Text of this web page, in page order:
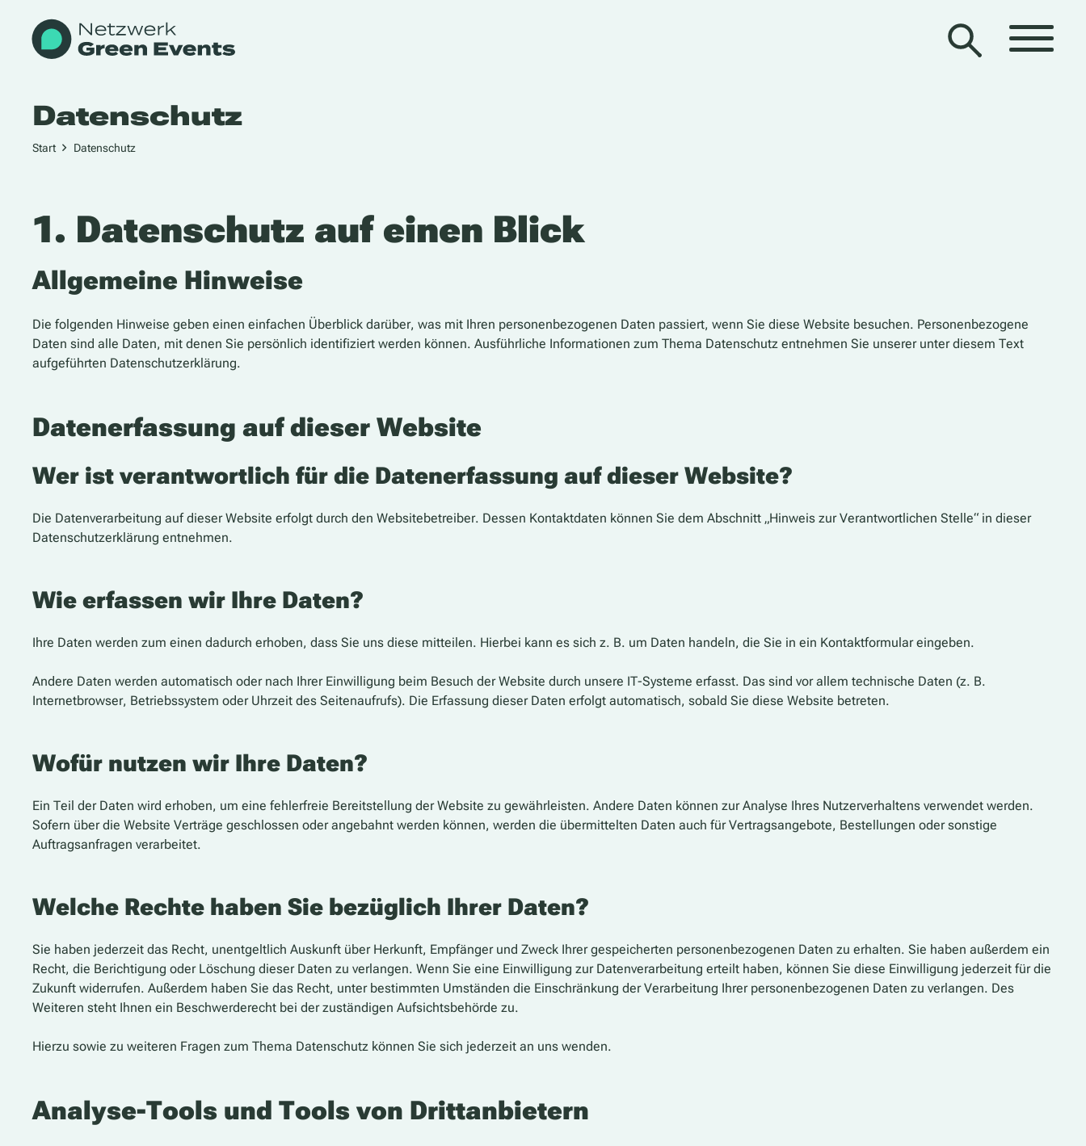
Datenschutz
Start Datenschutz
1. Datenschutz auf einen Blick
Allgemeine Hinweise
Die folgenden Hinweise geben einen einfachen Überblick darüber, was mit Ihren personenbezogenen Daten passiert, wenn Sie diese Website besuchen. Personenbezogene
Daten sind alle Daten, mit denen Sie persönlich identifiziert werden können. Ausführliche Informationen zum Thema Datenschutz entnehmen Sie unserer unter diesem Text
aufgeführten Datenschutzerklärung.
Datenerfassung auf dieser Website
Wer ist verantwortlich für die Datenerfassung auf dieser Website?
Die Datenverarbeitung auf dieser Website erfolgt durch den Websitebetreiber. Dessen Kontaktdaten können Sie dem Abschnitt „Hinweis zur Verantwortlichen Stelle“ in dieser
Datenschutzerklärung entnehmen.
Wie erfassen wir Ihre Daten?
Ihre Daten werden zum einen dadurch erhoben, dass Sie uns diese mitteilen. Hierbei kann es sich z. B. um Daten handeln, die Sie in ein Kontaktformular eingeben.
Andere Daten werden automatisch oder nach Ihrer Einwilligung beim Besuch der Website durch unsere IT-Systeme erfasst. Das sind vor allem technische Daten (z. B.
Internetbrowser, Betriebssystem oder Uhrzeit des Seitenaufrufs). Die Erfassung dieser Daten erfolgt automatisch, sobald Sie diese Website betreten.
Wofür nutzen wir Ihre Daten?
Ein Teil der Daten wird erhoben, um eine fehlerfreie Bereitstellung der Website zu gewährleisten. Andere Daten können zur Analyse Ihres Nutzerverhaltens verwendet werden.
Sofern über die Website Verträge geschlossen oder angebahnt werden können, werden die übermittelten Daten auch für Vertragsangebote, Bestellungen oder sonstige
Auftragsanfragen verarbeitet.
Welche Rechte haben Sie bezüglich Ihrer Daten?
Sie haben jederzeit das Recht, unentgeltlich Auskunft über Herkunft, Empfänger und Zweck Ihrer gespeicherten personenbezogenen Daten zu erhalten. Sie haben außerdem ein
Recht, die Berichtigung oder Löschung dieser Daten zu verlangen. Wenn Sie eine Einwilligung zur Datenverarbeitung erteilt haben, können Sie diese Einwilligung jederzeit für die
Zukunft widerrufen. Außerdem haben Sie das Recht, unter bestimmten Umständen die Einschränkung der Verarbeitung Ihrer personenbezogenen Daten zu verlangen. Des
Weiteren steht Ihnen ein Beschwerderecht bei der zuständigen Aufsichtsbehörde zu.
Hierzu sowie zu weiteren Fragen zum Thema Datenschutz können Sie sich jederzeit an uns wenden.
Analyse-Tools und Tools von Dritt­anbietern